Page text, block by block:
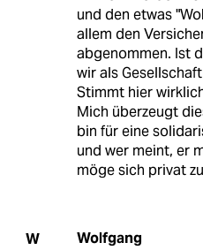
und den etwas
allem den
abgenommen. Ist
wir als
Stimmt hier
Mich überzeugt
bin für eine
und wer meint, er
möge sich privat
W Wolfgang